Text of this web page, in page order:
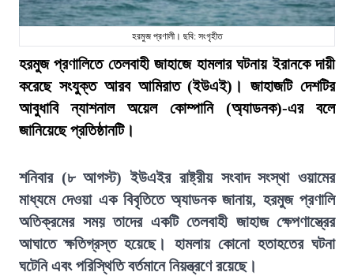
হরমুজ প্রণালী। ছবি: সংগৃহীত
হরমুজ প্রণালিতে তেলবাহী জাহাজে হামলার ঘটনায় ইরানকে দায়ী
করেছে সংযুক্ত আরব আমিরাত (ইউএই)। জাহাজটি দেশটির
আবুধাবি ন্যাশনাল অয়েল কোম্পানি (অ্যাডনক)-এর বলে
জানিয়েছে প্রতিষ্ঠানটি।
শনিবার (৮ আগস্ট) ইউএইর রাষ্ট্রীয় সংবাদ সংস্থা ওয়ামের
মাধ্যমে দেওয়া এক বিবৃতিতে অ্যাডনক জানায়, হরমুজ প্রণালি
অতিক্রমের সময় তাদের একটি তেলবাহী জাহাজ ক্ষেপণাস্ত্রের
আঘাতে ক্ষতিগ্রস্ত হয়েছে। হামলায় কোনো হতাহতের ঘটনা
ঘটেনি এবং পরিস্থিতি বর্তমানে নিয়ন্ত্রণে রয়েছে।